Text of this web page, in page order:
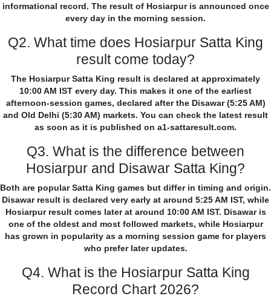
informational record. The result of Hosiarpur is announced once
every day in the morning session.
Q2. What time does Hosiarpur Satta King
result come today?
The Hosiarpur Satta King result is declared at approximately
10:00 AM IST every day. This makes it one of the earliest
afternoon-session games, declared after the Disawar (5:25 AM)
and Old Delhi (5:30 AM) markets. You can check the latest result
as soon as it is published on a1-sattaresult.com.
Q3. What is the difference between
Hosiarpur and Disawar Satta King?
Both are popular Satta King games but differ in timing and origin.
Disawar result is declared very early at around 5:25 AM IST, while
Hosiarpur result comes later at around 10:00 AM IST. Disawar is
one of the oldest and most followed markets, while Hosiarpur
has grown in popularity as a morning session game for players
who prefer later updates.
Q4. What is the Hosiarpur Satta King
Record Chart 2026?